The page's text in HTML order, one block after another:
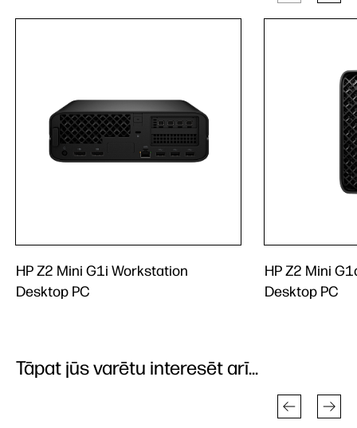
HP Z2 Mini G1i Workstation
Desktop PC
HP Z2 Mini
Desktop PC
Tāpat jūs varētu interesēt arī...